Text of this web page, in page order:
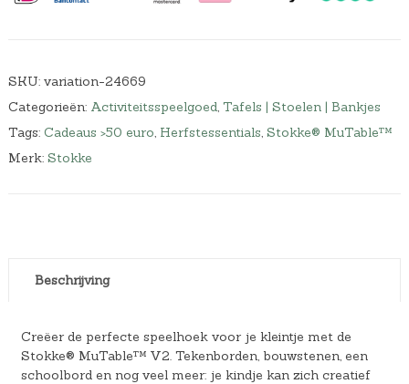
SKU: variation-24669
Categorieën: Activiteitsspeelgoed, Tafels | Stoelen | Bankjes
Tags: Cadeaus >50 euro, Herfstessentials, Stokke® MuTable™
Merk: Stokke
Beschrijving
Creëer de perfecte speelhoek voor je kleintje met de
Stokke® MuTable™ V2. Tekenborden, bouwstenen, een
schoolbord en nog veel meer: je kindje kan zich creatief